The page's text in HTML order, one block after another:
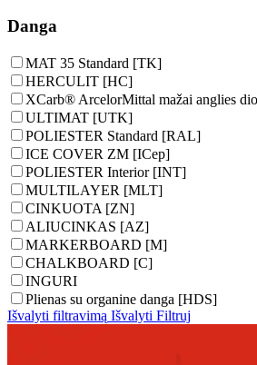
Danga
MAT 35 Standard [TK]
HERCULIT [HC]
XCarb® ArcelorMittal mažai anglies
ULTIMAT [UTK]
POLIESTER Standard [RAL]
ICE COVER ZM [ICep]
POLIESTER Interior [INT]
MULTILAYER [MLT]
CINKUOTA [ZN]
ALIUCINKAS [AZ]
MARKERBOARD [M]
CHALKBOARD [C]
INGURI
Plienas su organine danga [HDS]
Išvalyti filtravimą Išvalyti Filtruj